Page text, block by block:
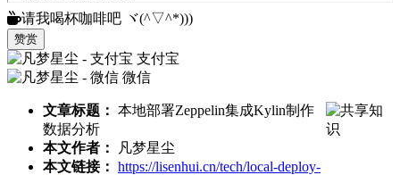
请我喝杯咖啡吧 ヾ(^▽^*)))
赞赏
支付宝
微信
文章标题： 本地部署Zeppelin集成Kylin制作
数据分析
本文作者：
凡梦星尘
本文链接： https://lisenhui.cn/tech/local-deploy-